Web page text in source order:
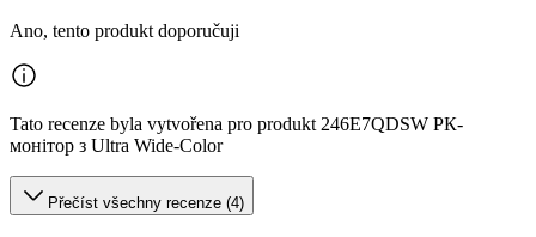
Ano, tento produkt doporučuji
Tato recenze byla vytvořena pro produkt 246E7QDSW РК-
монітор з Ultra Wide-Color
Přečíst všechny recenze (4)